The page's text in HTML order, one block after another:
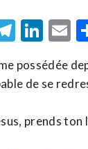
possédée
de se
prends ton